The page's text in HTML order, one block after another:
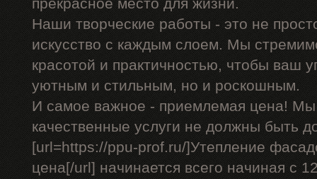
прекрасное место для жизни.
Наши творческие работы - это не
искусство с каждым слоем. Мы
красотой и практичностью, чтобы ваш
уютным и стильным, но и роскошным.
И самое важное - приемлемая цена! Мы
качественные услуги не должны быть
[url=https://ppu-prof.ru/]Утепление
цена[/url] начинается всего начиная с